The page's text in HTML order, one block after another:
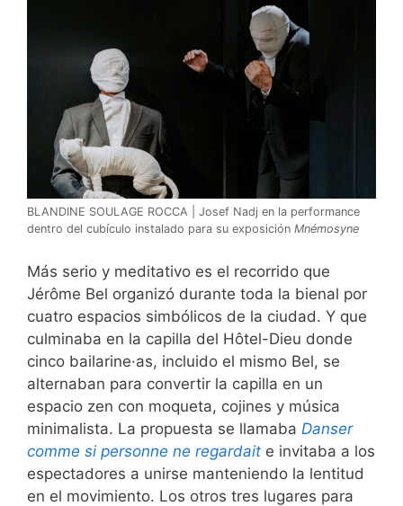
BLANDINE SOULAGE ROCCA | Josef Nadj en la performance
dentro del cubículo instalado para su exposición Mnémosyne
Más serio y meditativo es el recorrido que
Jérôme Bel organizó durante toda la bienal por
cuatro espacios simbólicos de la ciudad. Y que
culminaba en la capilla del Hôtel-Dieu donde
cinco bailarine·as, incluido el mismo Bel, se
alternaban para convertir la capilla en un
espacio zen con moqueta, cojines y música
minimalista. La propuesta se llamaba Danser
comme si personne ne regardait e invitaba a los
espectadores a unirse manteniendo la lentitud
en el movimiento. Los otros tres lugares para